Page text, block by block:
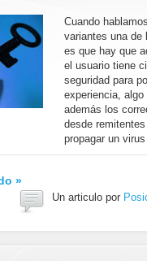
Cuando
variantes una de
es que hay que
el usuario tiene
seguridad para
experiencia,
además los
desde
propagar un
»
Un articulo por